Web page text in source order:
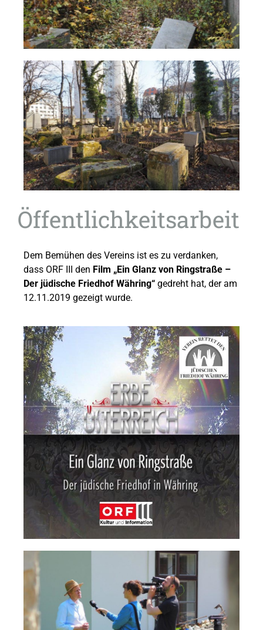
Öffentlichkeitsarbeit
Dem Bemühen des Vereins ist es zu verdanken,
dass ORF III den Film „Ein Glanz von Ringstraße –
Der jüdische Friedhof Währing“ gedreht hat, der am
12.11.2019 gezeigt wurde.